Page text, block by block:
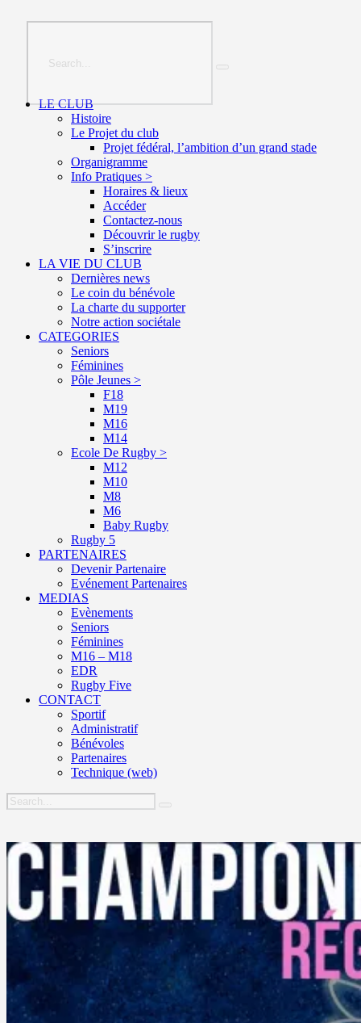
LE CLUB
Histoire
Le Projet du club
Projet fédéral, l’ambition d’un grand stade
Organigramme
Info Pratiques >
Horaires & lieux
Accéder
Contactez-nous
Découvrir le rugby
S’inscrire
LA VIE DU CLUB
Dernières news
Le coin du bénévole
La charte du supporter
Notre action sociétale
CATEGORIES
Seniors
Féminines
Pôle Jeunes >
F18
M19
M16
M14
Ecole De Rugby >
M12
M10
M8
M6
Baby Rugby
Rugby 5
PARTENAIRES
Devenir Partenaire
Evénement Partenaires
MEDIAS
Evènements
Seniors
Féminines
M16 – M18
EDR
Rugby Five
CONTACT
Sportif
Administratif
Bénévoles
Partenaires
Technique (web)